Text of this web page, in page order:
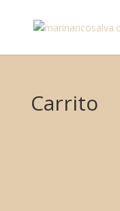
Carrito